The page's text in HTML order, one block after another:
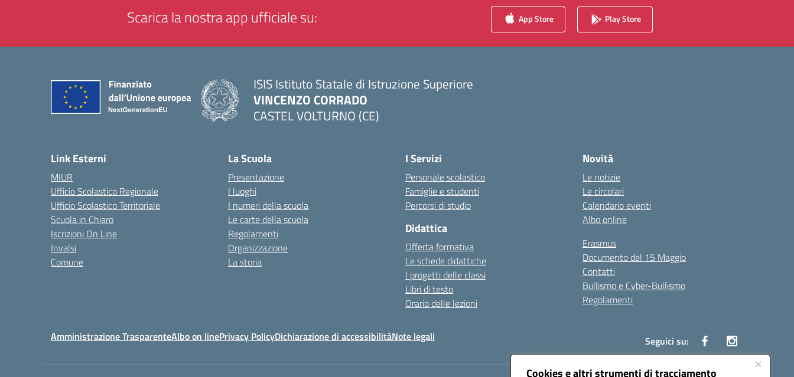
Cookies e altri strumenti di tracciamento
Scarica la nostra app ufficiale su: App Store Play Store
ISIS Istituto Statale di Istruzione Superiore
VINCENZO CORRADO
CASTEL VOLTURNO (CE)
Link Esterni
MIUR
Ufficio Scolastico Regionale
Ufficio Scolastico Territoriale
Scuola in Chiaro
Iscrizioni On Line
Invalsi
Comune
La Scuola
Presentazione
I luoghi
I numeri della scuola
Le carte della scuola
Regolamenti
Organizzazione
La storia
I Servizi
Personale scolastico
Famiglie e studenti
Percorsi di studio
Didattica
Offerta formativa
Le schede didattiche
I progetti delle classi
Libri di testo
Orario delle lezioni
Novità
Le notizie
Le circolari
Calendario eventi
Albo online
Erasmus
Documento del 15 Maggio
Contatti
Bullismo e Cyber-Bullismo
Regolamenti
Amministrazione TrasparenteAlbo on linePrivacy PolicyDichiarazione di accessibilitàNote legali Seguici su: